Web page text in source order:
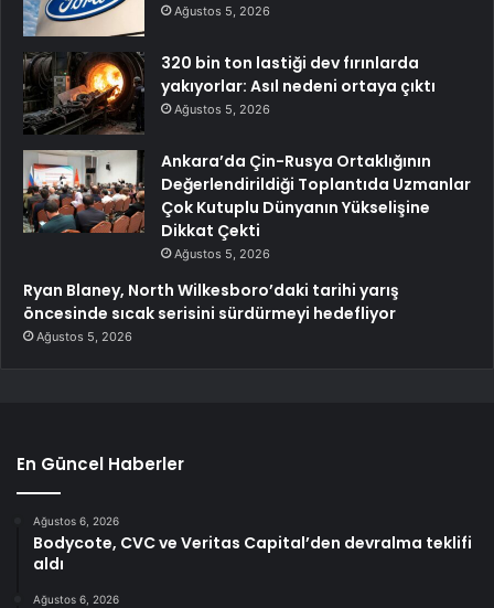
Ağustos 5, 2026
320 bin ton lastiği dev fırınlarda
yakıyorlar: Asıl nedeni ortaya çıktı
Ağustos 5, 2026
Ankara’da Çin-Rusya Ortaklığının
Değerlendirildiği Toplantıda Uzmanlar
Çok Kutuplu Dünyanın Yükselişine
Dikkat Çekti
Ağustos 5, 2026
Ryan Blaney, North Wilkesboro’daki tarihi yarış
öncesinde sıcak serisini sürdürmeyi hedefliyor
Ağustos 5, 2026
En Güncel Haberler
Ağustos 6, 2026
Bodycote, CVC ve Veritas Capital’den devralma teklifi
aldı
Ağustos 6, 2026